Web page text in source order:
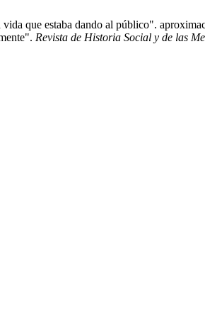
que estaba dando al público".
Revista de Historia Social y de las